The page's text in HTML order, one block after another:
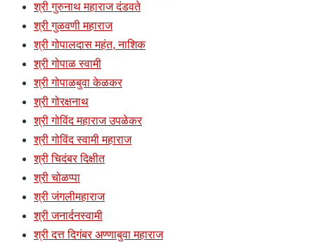
श्री गुरुनाथ महाराज दंडवते
श्री गुळवणी महाराज
श्री गोपालदास महंत, नाशिक
श्री गोपाळ स्वामी
श्री गोपाळबुवा केळकर
श्री गोरक्षनाथ
श्री गोविंद महाराज उपळेकर
श्री गोविंद स्वामी महाराज
श्री चिदंबर दिक्षीत
श्री चोळप्पा
श्री जंगलीमहाराज
श्री जनार्दनस्वामी
श्री दत्त दिगंबर अण्णाबुवा महाराज